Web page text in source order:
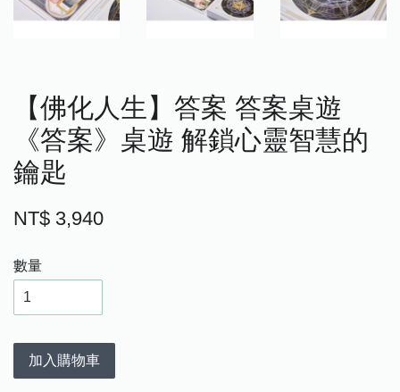
【佛化人生】答案 答案桌遊
《答案》桌遊 解鎖心靈智慧的
鑰匙
NT$ 3,940
數量
加入購物車